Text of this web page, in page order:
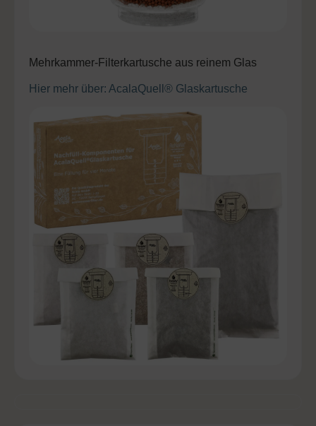
Mehrkammer-Filterkartusche aus reinem Glas
Hier mehr über: AcalaQuell® Glaskartusche